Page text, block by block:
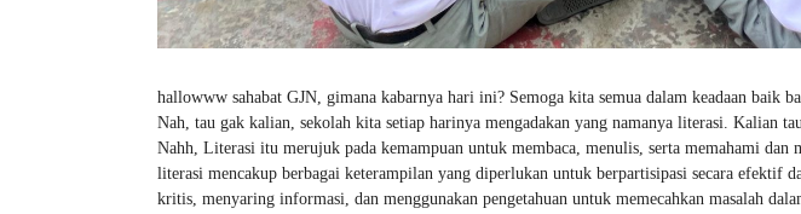
hallowww sahabat GJN, gimana kabarnya hari ini? Semoga kita semua dalam keadaan baik
Nah, tau gak kalian, sekolah kita setiap harinya mengadakan yang namanya literasi. Kalian
Nahh, Literasi itu merujuk pada kemampuan untuk membaca, menulis, serta memahami dan
literasi mencakup berbagai keterampilan yang diperlukan untuk berpartisipasi secara efektif
kritis, menyaring informasi, dan menggunakan pengetahuan untuk memecahkan masalah